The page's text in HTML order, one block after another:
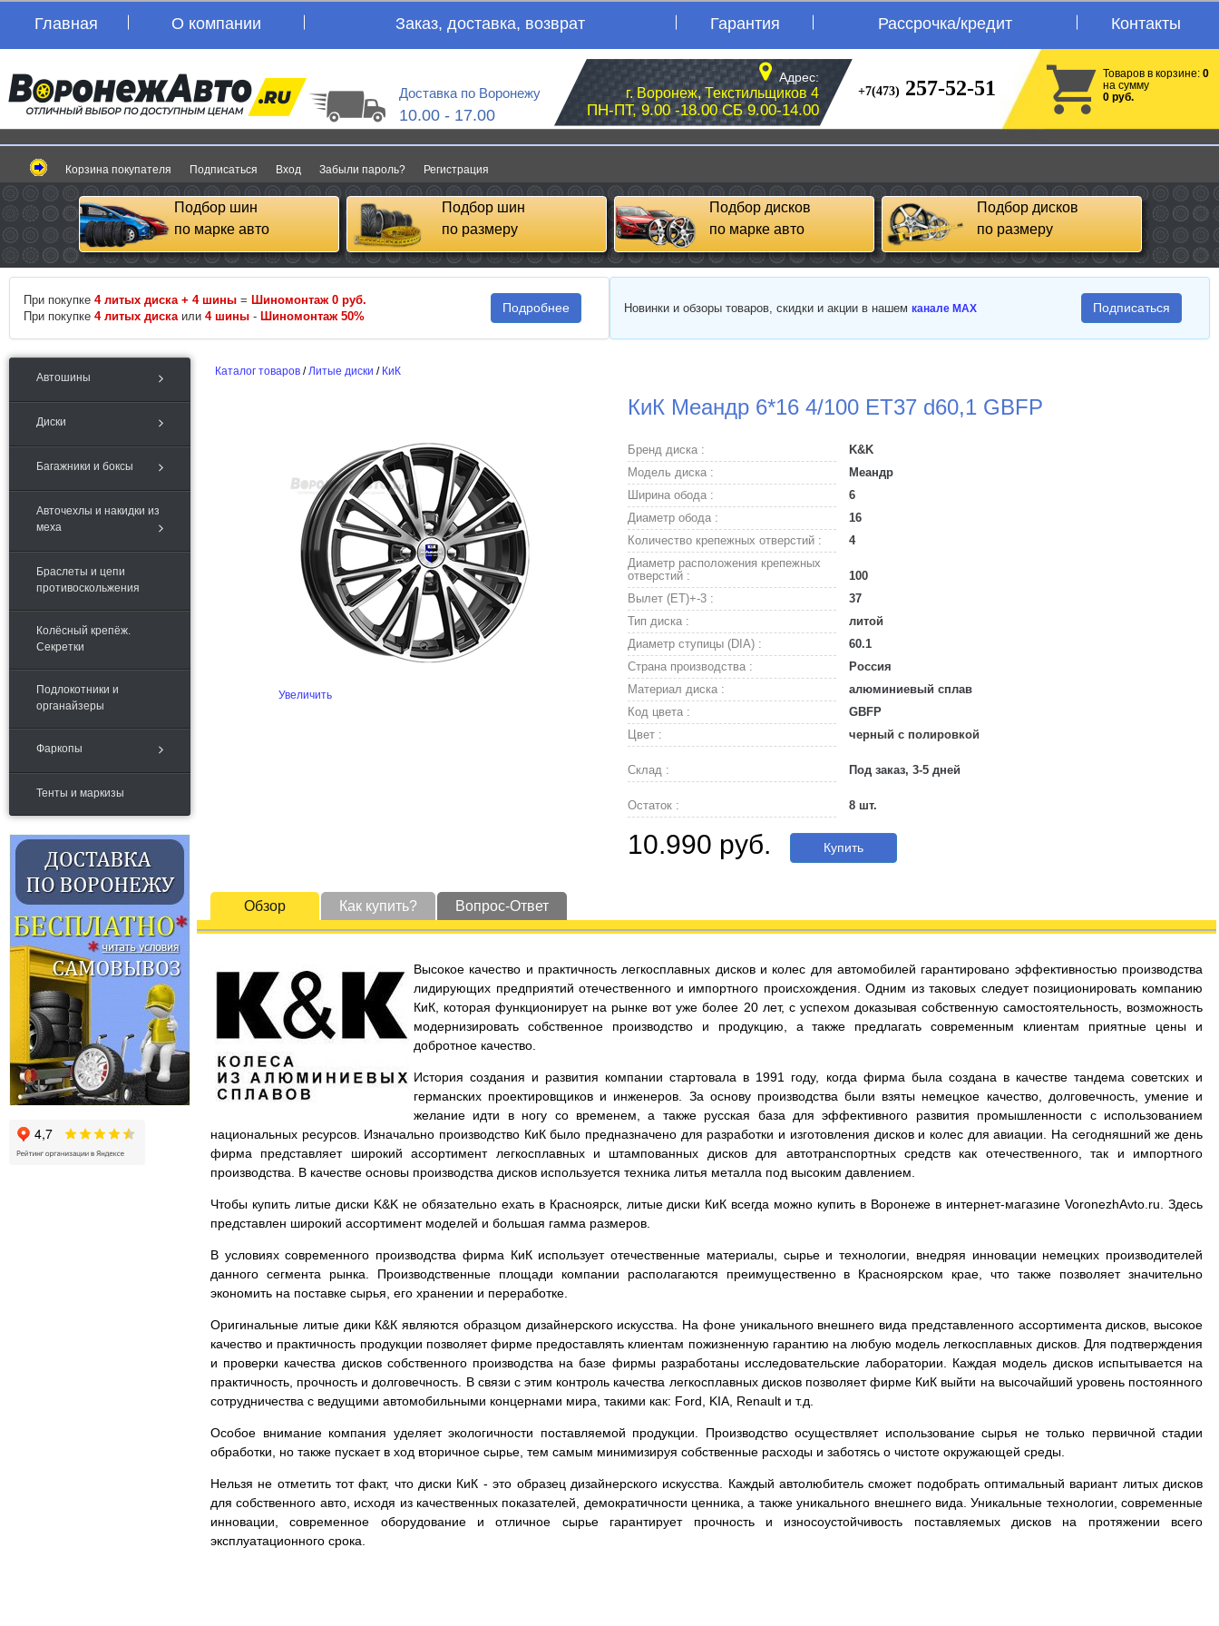
Главная О компании Заказ, доставка, возврат Гарантия Рассрочка/кредит Контакты
Доставка по Воронежу
10.00 - 17.00
Адрес:
г. Воронеж, Текстильщиков 4
ПН-ПТ, 9.00 -18.00 СБ 9.00-14.00
+7(473) 257-52-51
Товаров в корзине: 0
на сумму
0 руб.
Корзина покупателя Подписаться Вход Забыли пароль? Регистрация
Подбор шин
по марке авто
Подбор шин
по размеру
Подбор дисков
по марке авто
Подбор дисков
по размеру
При покупке 4 литых диска + 4 шины = Шиномонтаж 0 руб.
При покупке 4 литых диска или 4 шины - Шиномонтаж 50%
Подробнее Новинки и обзоры товаров, скидки и акции в нашем канале MAX Подписаться
Автошины
Диски
Багажники и боксы
Авточехлы и накидки из
меха
Браслеты и цепи
противоскольжения
Колёсный крепёж.
Секретки
Подлокотники и
органайзеры
Фаркопы
Тенты и маркизы
Каталог товаров /Литые диски / КиК
КиК Меандр 6*16 4/100 ET37 d60,1 GBFP
Увеличить
Бренд диска :
K&K
Модель диска :
Меандр
Ширина обода :
6
Диаметр обода :
16
Количество крепежных отверстий :
4
Диаметр расположения крепежных
отверстий :
100
Вылет (ET)+-3 :
37
Тип диска :
литой
Диаметр ступицы (DIA) :
60.1
Страна производства :
Россия
Материал диска :
алюминиевый сплав
Код цвета :
GBFP
Цвет :
черный с полировкой
Склад : Под заказ, 3-5 дней
Остаток : 8 шт.
10.990 руб. Купить
Обзор Как купить? Вопрос-Ответ
Высокое качество и практичность легкосплавных дисков и колес для автомобилей гарантировано эффективностью производства
лидирующих предприятий отечественного и импортного происхождения. Одним из таковых следует позиционировать компанию
КиК, которая функционирует на рынке вот уже более 20 лет, с успехом доказывая собственную самостоятельность, возможность
модернизировать собственное производство и продукцию, а также предлагать современным клиентам приятные цены и
добротное качество.
История создания и развития компании стартовала в 1991 году, когда фирма была создана в качестве тандема советских и
германских проектировщиков и инженеров. За основу производства были взяты немецкое качество, долговечность, умение и
желание идти в ногу со временем, а также русская база для эффективного развития промышленности с использованием
национальных ресурсов. Изначально производство КиК было предназначено для разработки и изготовления дисков и колес для авиации. На сегодняшний же день
фирма представляет широкий ассортимент легкосплавных и штампованных дисков для автотранспортных средств как отечественного, так и импортного
производства. В качестве основы производства дисков используется техника литья металла под высоким давлением.
Чтобы купить литые диски K&K не обязательно ехать в Красноярск, литые диски КиК всегда можно купить в Воронеже в интернет-магазине VoronezhAvto.ru. Здесь
представлен широкий ассортимент моделей и большая гамма размеров.
В условиях современного производства фирма КиК использует отечественные материалы, сырье и технологии, внедряя инновации немецких производителей
данного сегмента рынка. Производственные площади компании располагаются преимущественно в Красноярском крае, что также позволяет значительно
экономить на поставке сырья, его хранении и переработке.
Оригинальные литые дики К&К являются образцом дизайнерского искусства. На фоне уникального внешнего вида представленного ассортимента дисков, высокое
качество и практичность продукции позволяет фирме предоставлять клиентам пожизненную гарантию на любую модель легкосплавных дисков. Для подтверждения
и проверки качества дисков собственного производства на базе фирмы разработаны исследовательские лаборатории. Каждая модель дисков испытывается на
практичность, прочность и долговечность. В связи с этим контроль качества легкосплавных дисков позволяет фирме КиК выйти на высочайший уровень постоянного
сотрудничества с ведущими автомобильными концернами мира, такими как: Ford, KIA, Renault и т.д.
Особое внимание компания уделяет экологичности поставляемой продукции. Производство осуществляет использование сырья не только первичной стадии
обработки, но также пускает в ход вторичное сырье, тем самым минимизируя собственные расходы и заботясь о чистоте окружающей среды.
Нельзя не отметить тот факт, что диски КиК - это образец дизайнерского искусства. Каждый автолюбитель сможет подобрать оптимальный вариант литых дисков
для собственного авто, исходя из качественных показателей, демократичности ценника, а также уникального внешнего вида. Уникальные технологии, современные
инновации, современное оборудование и отличное сырье гарантирует прочность и износоустойчивость поставляемых дисков на протяжении всего
эксплуатационного срока.